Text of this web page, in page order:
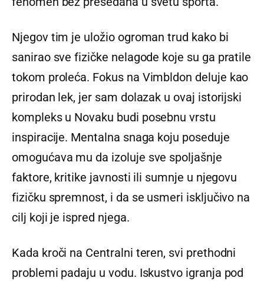
Njegov tim je uložio ogroman trud kako bi
sanirao sve fizičke nelagode koje su ga pratile
tokom proleća. Fokus na Vimbldon deluje kao
prirodan lek, jer sam dolazak u ovaj istorijski
kompleks u Novaku budi posebnu vrstu
inspiracije. Mentalna snaga koju poseduje
omogućava mu da izoluje sve spoljašnje
faktore, kritike javnosti ili sumnje u njegovu
fizičku spremnost, i da se usmeri isključivo na
cilj koji je ispred njega.
Kada kroči na Centralni teren, svi prethodni
problemi padaju u vodu. Iskustvo igranja pod